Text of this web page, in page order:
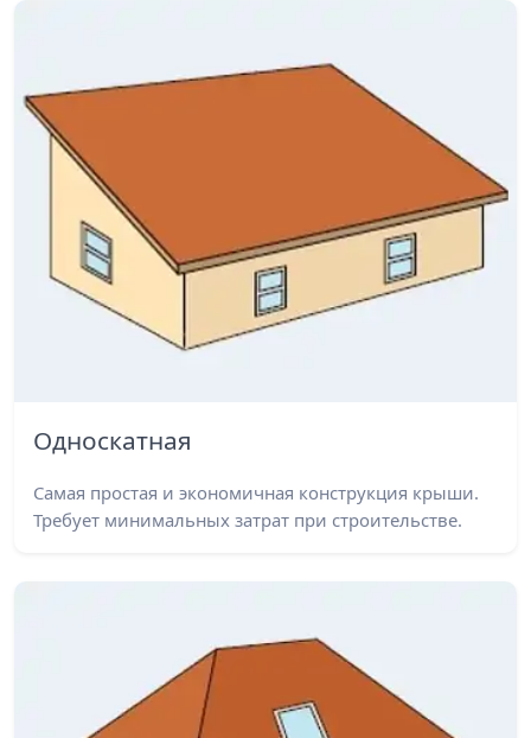
Односкатная
Самая простая и экономичная конструкция крыши.
Требует минимальных затрат при строительстве.